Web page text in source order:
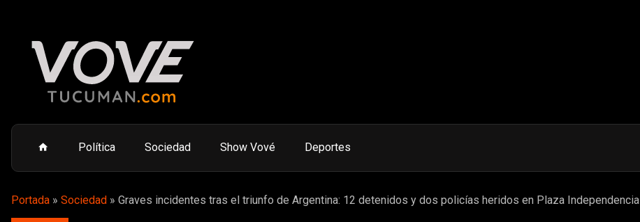
Política Sociedad Show Vové Deportes
Portada » Sociedad » Graves incidentes tras el triunfo de Argentina: 12 detenidos y dos policías heridos en Plaza Independencia